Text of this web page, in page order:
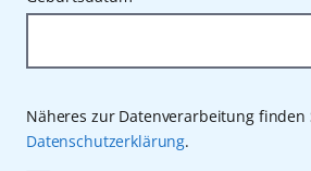
Näheres zur Datenverarbeitung finden
Datenschutzerklärung.